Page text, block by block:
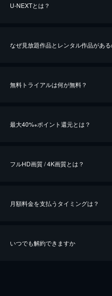
U-NEXTとは？
なぜ見放題作品とレンタル作品がある
無料トライアルは何が無料？
最大40%※ポイント還元とは？
※40％ポイント還元の対象は、クレジットカ
iOSアプリのUコイン決済による作品の購
フルHD画質 / 4K画質とは？
月額料金を支払うタイミングは？
いつでも解約できますか